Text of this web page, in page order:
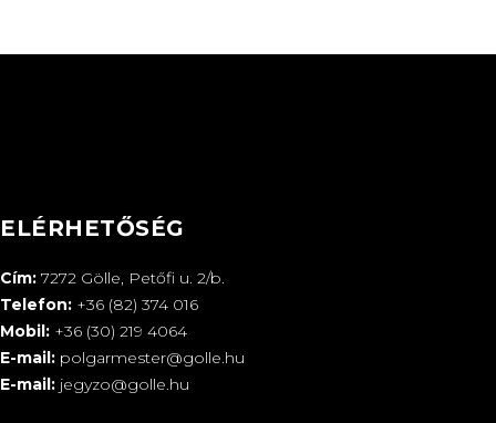
ELÉRHETŐSÉG
Cím: 7272 Gölle, Petőfi u. 2/b.
Telefon: +36 (82) 374 016
Mobil: +36 (30) 219 4064
E-mail: polgarmester@golle.hu
E-mail: jegyzo@golle.hu